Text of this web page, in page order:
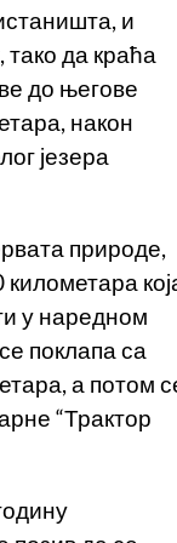
и
тако да краћа
до његове
након
језера
природе,
у наредном
поклапа са
а потом
“Трактор